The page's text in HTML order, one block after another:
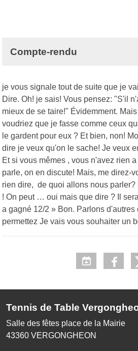
Compte-rendu
je vous signale tout de suite que je
Dire. Oh! je sais! Vous pensez: "S'il
mieux de se taire!" Évidemment.
voudriez que je fasse comme ceux
le gardent pour eux ? Et bien, non!
dire je veux qu'on le sache! Je veux
Et si vous mêmes , vous n'avez rien
parle, on en discute! Mais, me direz-
rien dire, de quoi allons nous parler?
! On peut … oui mais que dire ? Il
a gagné 12/2 » Bon. Parlons
permettez Je vais vous souhaiter un
Tennis de Table
Salle des fêtes place de la Mairie
43360 VERGONGHEON